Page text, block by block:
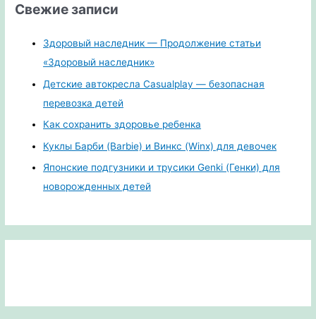
Свежие записи
Здоровый наследник — Продолжение статьи
«Здоровый наследник»
Детские автокресла Casualplay — безопасная
перевозка детей
Как сохранить здоровье ребенка
Куклы Барби (Barbie) и Винкс (Winx) для девочек
Японские подгузники и трусики Genki (Генки) для
новорожденных детей